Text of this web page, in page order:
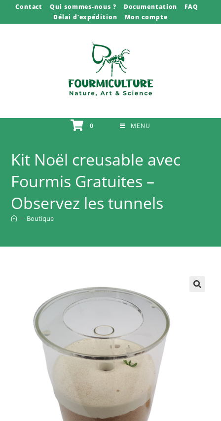
Contact Qui sommes-nous ? Documentation
FAQ
Délai d’expédition
Mon compte
0 MENU
Kit Noël creusable avec
Fourmis Gratuites –
Observez les tunnels
> Boutique